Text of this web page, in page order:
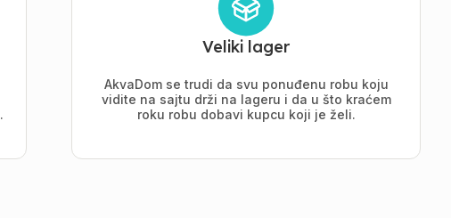
Veliki lager
AkvaDom se trudi da svu ponuđenu robu koju
vidite na sajtu drži na lageru i da u što kraćem
roku robu dobavi kupcu koji je želi.